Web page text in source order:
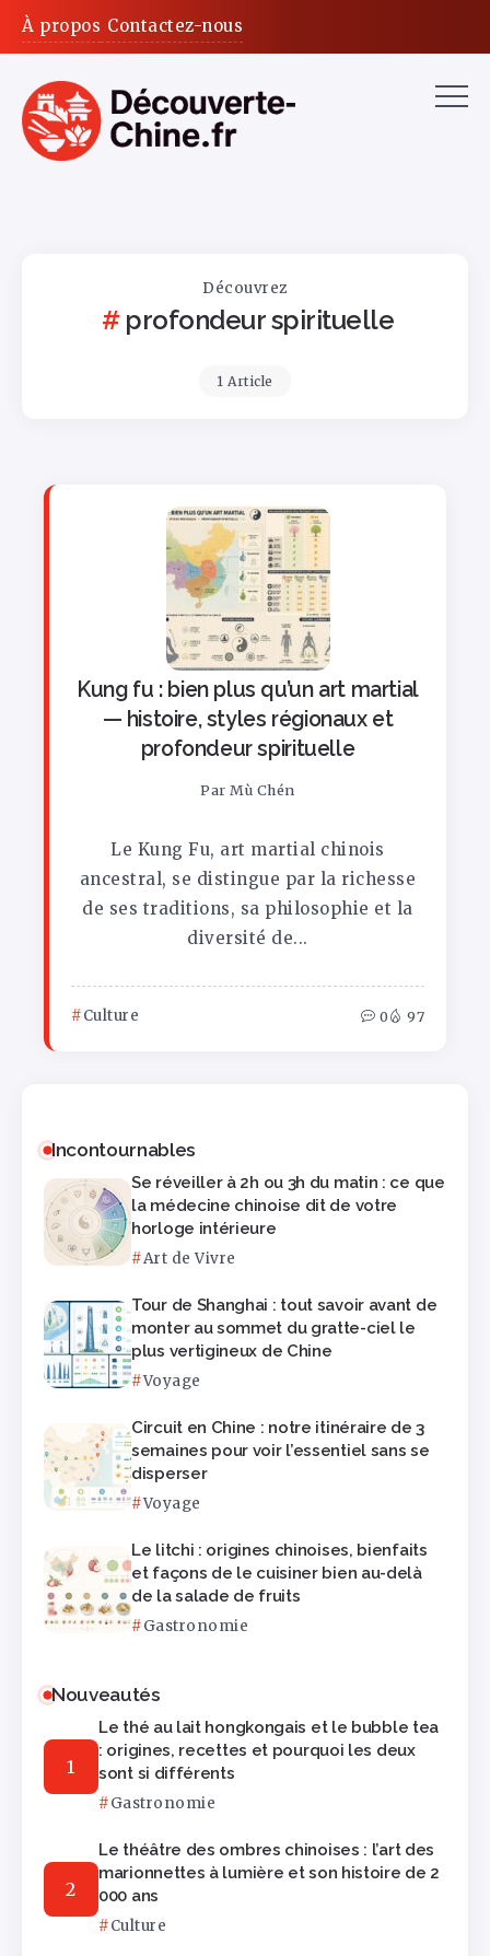
À propos Contactez-nous
Découvrez
profondeur spirituelle
1 Article
Kung fu : bien plus qu’un art martial
— histoire, styles régionaux et
profondeur spirituelle
Par Mù Chén
Le Kung Fu, art martial chinois
ancestral, se distingue par la richesse
de ses traditions, sa philosophie et la
diversité de...
Culture 0 97
Incontournables
Se réveiller à 2h ou 3h du matin : ce que
la médecine chinoise dit de votre
horloge intérieure
Art de Vivre
Tour de Shanghai : tout savoir avant de
monter au sommet du gratte-ciel le
plus vertigineux de Chine
Voyage
Circuit en Chine : notre itinéraire de 3
semaines pour voir l’essentiel sans se
disperser
Voyage
Le litchi : origines chinoises, bienfaits
et façons de le cuisiner bien au-delà
de la salade de fruits
Gastronomie
Nouveautés
Le thé au lait hongkongais et le bubble tea
: origines, recettes et pourquoi les deux
sont si différents
Gastronomie
Le théâtre des ombres chinoises : l’art des
marionnettes à lumière et son histoire de 2
000 ans
Culture